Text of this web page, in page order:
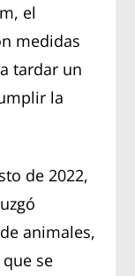
el
medidas
tardar un
la
de 2022,
animales,
se